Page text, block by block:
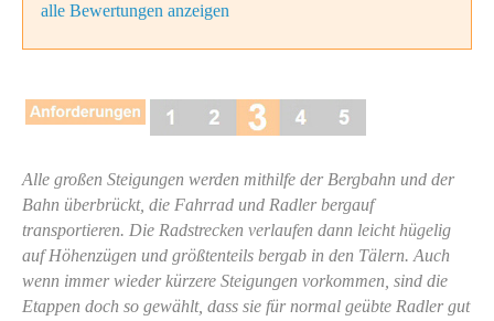
alle Bewertungen anzeigen
Alle großen Steigungen werden mithilfe der Bergbahn und der
Bahn überbrückt, die Fahrrad und Radler bergauf
transportieren. Die Radstrecken verlaufen dann leicht hügelig
auf Höhenzügen und größtenteils bergab in den Tälern. Auch
wenn immer wieder kürzere Steigungen vorkommen, sind die
Etappen doch so gewählt, dass sie für normal geübte Radler gut